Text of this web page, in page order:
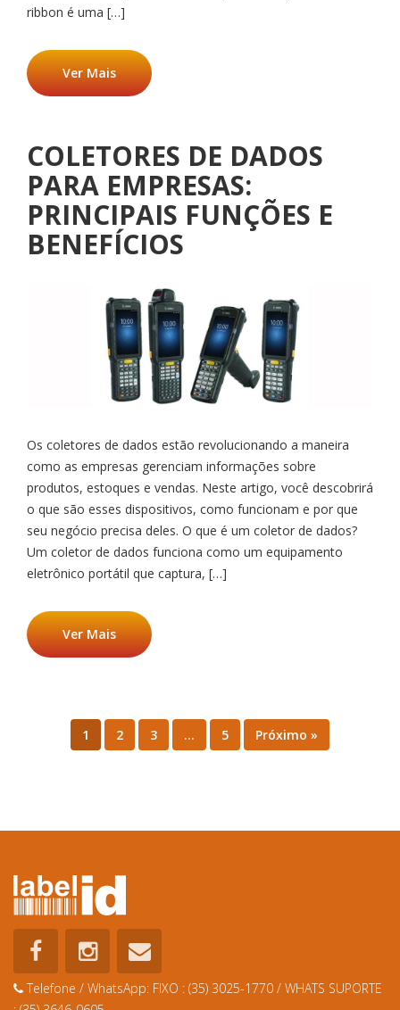
ribbon é uma […]
Ver Mais
COLETORES DE DADOS
PARA EMPRESAS:
PRINCIPAIS FUNÇÕES E
BENEFÍCIOS
Os coletores de dados estão revolucionando a maneira
como as empresas gerenciam informações sobre
produtos, estoques e vendas. Neste artigo, você descobrirá
o que são esses dispositivos, como funcionam e por que
seu negócio precisa deles. O que é um coletor de dados?
Um coletor de dados funciona como um equipamento
eletrônico portátil que captura, […]
Ver Mais
1 2 3 … 5 Próximo »
Telefone / WhatsApp: FIXO : (35) 3025-1770 / WHATS SUPORTE